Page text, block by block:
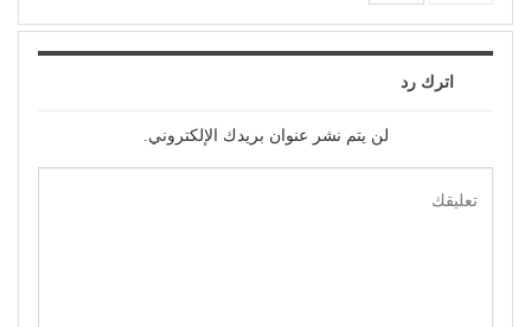
اترك رد
لن يتم نشر عنوان بريدك الإلكتروني.